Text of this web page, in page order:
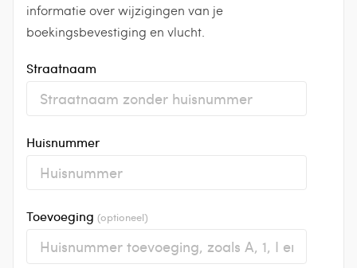
informatie over wijzigingen van je
boekingsbevestiging en vlucht.
Straatnaam
Huisnummer
Toevoeging (optioneel)